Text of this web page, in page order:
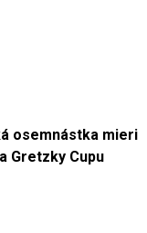
osemnástka mieri
Gretzky Cupu